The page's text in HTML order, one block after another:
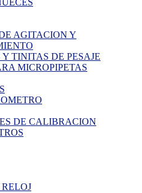
AGITACION Y
TINITAS DE PESAJE
MICROPIPETAS
DE CALIBRACION